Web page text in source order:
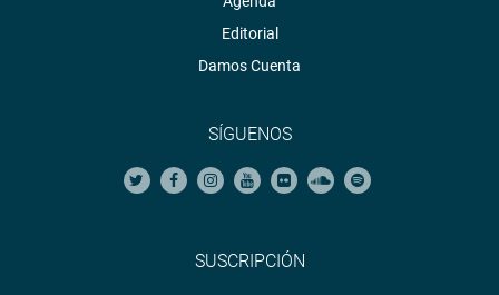
Editorial
Damos Cuenta
SÍGUENOS
SUSCRIPCIÓN